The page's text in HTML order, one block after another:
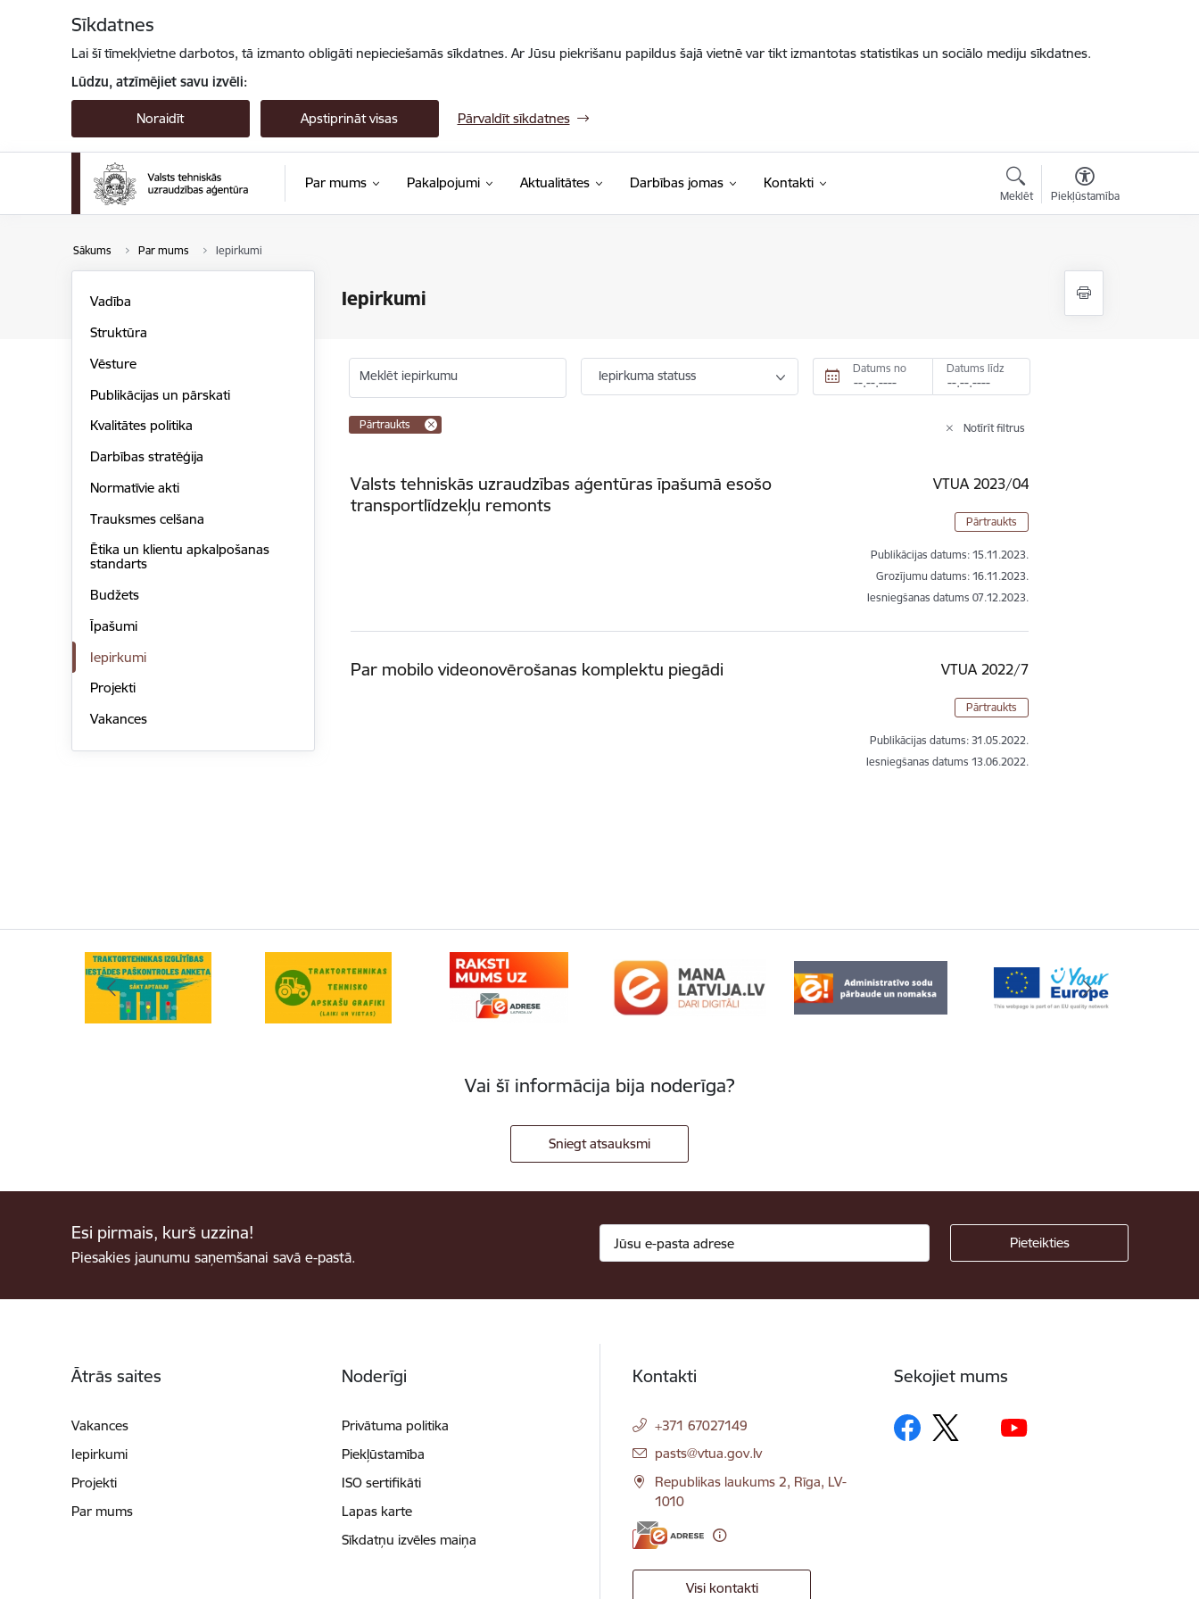
Sīkdatnes
Lai šī tīmekļvietne darbotos, tā izmanto obligāti nepieciešamās sīkdatnes. Ar Jūsu piekrišanu papildus šajā vietnē var tikt izmantotas statistikas un sociālo mediju sīkdatnes.
Lūdzu, atzīmējiet savu izvēli:
Noraidīt Apstiprināt visas Pārvaldīt sīkdatnes
Par mums Pakalpojumi Aktualitātes Darbības jomas Kontakti
Meklēt Piekļūstamība
Sākums Par mums Iepirkumi
Iepirkumi
Vadība
Struktūra
Vēsture
Publikācijas un pārskati
Kvalitātes politika
Darbības stratēģija
Normatīvie akti
Trauksmes celšana
Ētika un klientu apkalpošanas
standarts
Budžets
Īpašumi
Iepirkumi
Projekti
Vakances
Meklēt iepirkumu Iepirkuma statuss Datums no Datums līdz
Pārtraukts Notīrīt filtrus
Valsts tehniskās uzraudzības aģentūras īpašumā esošo
transportlīdzekļu remonts
VTUA 2023/04
Pārtraukts
Publikācijas datums: 15.11.2023.
Grozījumu datums: 16.11.2023.
Iesniegšanas datums 07.12.2023.
Par mobilo videonovērošanas komplektu piegādi VTUA 2022/7
Pārtraukts
Publikācijas datums: 31.05.2022.
Iesniegšanas datums 13.06.2022.
Vai šī informācija bija noderīga?
Sniegt atsauksmi
Esi pirmais, kurš uzzina!
Piesakies jaunumu saņemšanai savā e-pastā.
Ātrās saites
Vakances
Iepirkumi
Projekti
Par mums
Noderīgi
Privātuma politika
Piekļūstamība
ISO sertifikāti
Lapas karte
Sīkdatņu izvēles maiņa
Kontakti
+371 67027149
E-pasts:
pasts@vtua.gov.lv
Republikas laukums 2, Rīga, LV-
1010
Visi kontakti
Sekojiet mums